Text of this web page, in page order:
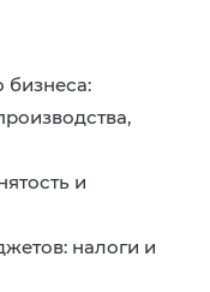
бизнеса:
и
налоги и